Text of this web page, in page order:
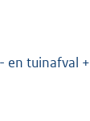
tuinafval